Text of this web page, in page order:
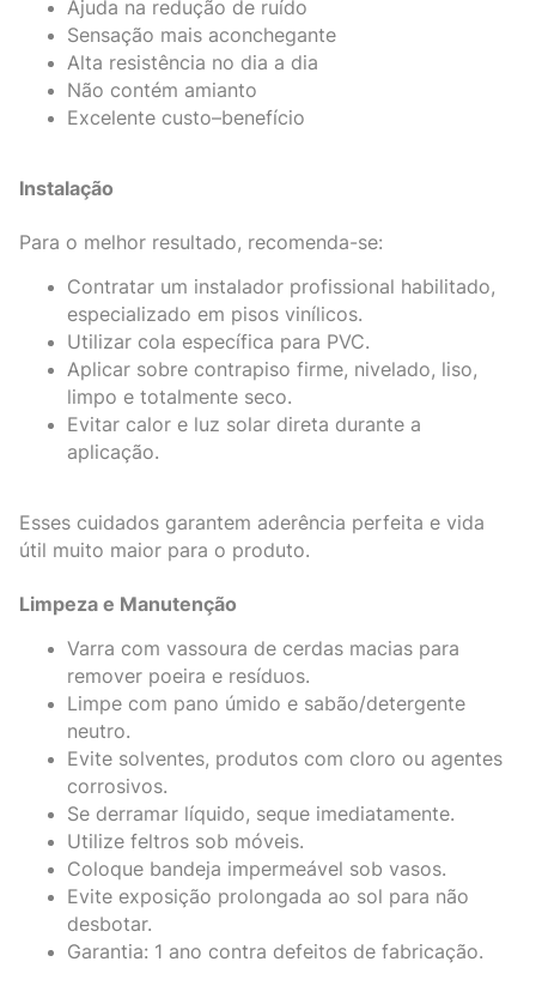
Ajuda na redução de ruído
Sensação mais aconchegante
Alta resistência no dia a dia
Não contém amianto
Excelente custo–benefício
Instalação
Para o melhor resultado, recomenda-se:
Contratar um instalador profissional habilitado,
especializado em pisos vinílicos.
Utilizar cola específica para PVC.
Aplicar sobre contrapiso firme, nivelado, liso,
limpo e totalmente seco.
Evitar calor e luz solar direta durante a
aplicação.
Esses cuidados garantem aderência perfeita e vida
útil muito maior para o produto.
Limpeza e Manutenção
Varra com vassoura de cerdas macias para
remover poeira e resíduos.
Limpe com pano úmido e sabão/detergente
neutro.
Evite solventes, produtos com cloro ou agentes
corrosivos.
Se derramar líquido, seque imediatamente.
Utilize feltros sob móveis.
Coloque bandeja impermeável sob vasos.
Evite exposição prolongada ao sol para não
desbotar.
Garantia: 1 ano contra defeitos de fabricação.